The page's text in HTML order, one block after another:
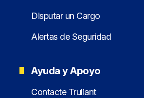
Disputar un Cargo
Alertas de Seguridad
Ayuda y Apoyo
Contacte Truliant